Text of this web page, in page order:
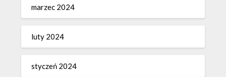
marzec 2024
luty 2024
styczeń 2024